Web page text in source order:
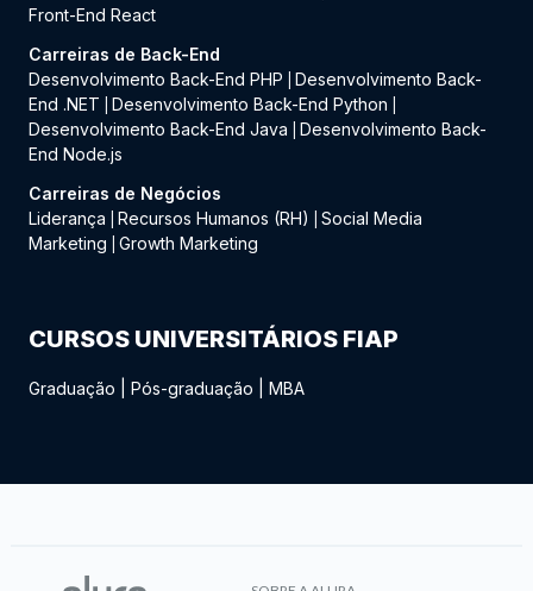
Front-End React
Carreiras de Back-End
Desenvolvimento Back-End PHP
Desenvolvimento Back-
End .NET
Desenvolvimento Back-End Python
Desenvolvimento Back-End Java
Desenvolvimento Back-
End Node.js
Carreiras de Negócios
Liderança
Recursos Humanos (RH)
Social Media
Marketing
Growth Marketing
CURSOS UNIVERSITÁRIOS FIAP
Graduação Pós-graduação MBA